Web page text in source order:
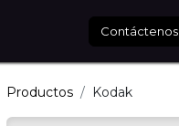
Contáctenos
Productos Kodak